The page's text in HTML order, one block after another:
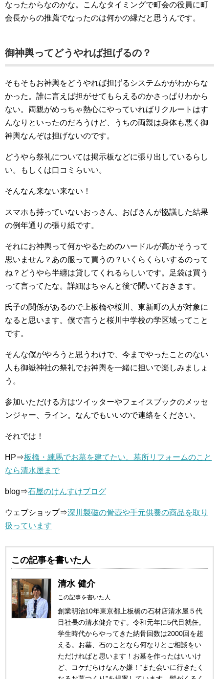
なったからなのかな。こんなタイミングで町会の役員に町
会長からの推薦でなったのは何かの縁だと思うんです。
御神輿ってどうやれば担げるの？
そもそもお神輿をどうやれば担げるシステムかがわからな
かった。誰に言えば担がせてもらえるのかさっぱりわから
ない。両親がめっちゃ熱心にやっていればリクルートはす
んなりといったのだろうけど、うちの両親は身体も悪く御
神輿なんぞは担げないのです。
どうやら祭礼については掲示板などに張り出しているらし
い。もしくは口コミらいい。
そんなん来ない来ない！
スマホも持っていないおっさん、おばさんが協議した結果
の例年通りの張り紙です。
それにお神輿って何かやるためのハードルが高かそうって
思いません？あの服って買うの？いくらくらいするのって
ね？どうやら半纏は貸してくれるらしいです。足袋は買う
って言ってたな。詳細はちゃんと後で聞いておきます。
氏子の関係があるので上板橋や桜川、東新町の人が対象に
なると思います。僕で言うと桜川中学校の学区域ってこと
です。
そんな僕がやろうと思うわけで、今までやったことのない
人も御嶽神社の祭礼でお神輿を一緒に担いで楽しみましょ
う。
参加いただける方はツイッターやフェイスブックのメッセ
ンジャー、ライン。なんでもいいので連絡をください。
それでは！
HP⇒板橋・練馬でお墓を建てたい。墓所リフォームのこと
なら清水屋まで
blog⇒石屋のけんすけブログ
ウェブショップ⇒深川製磁の骨壺や手元供養の商品を取り
扱っています
この記事を書いた人
清水 健介
この記事を書いた人
創業明治10年東京都上板橋の石材店清水屋５代
目社長の清水健介です。令和元年に5代目就任。
学生時代からやってきた納骨回数は2000回を超
える。お墓、石のことなら何なりとご相談をい
ただければと思います！お墓を作ったはいいけ
ど、コケだらけなんか嫌！“また会いに行きたく